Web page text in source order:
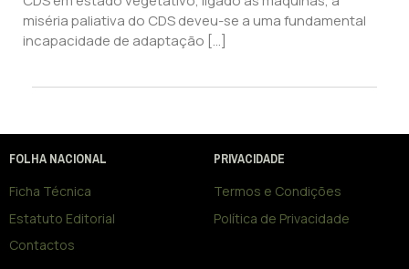
miséria paliativa do CDS deveu-se a uma fundamental
incapacidade de adaptação […]
FOLHA NACIONAL
Ficha Técnica
Estatuto Editorial
Contactos
PRIVACIDADE
Termos e Condições
Política de Privacidade